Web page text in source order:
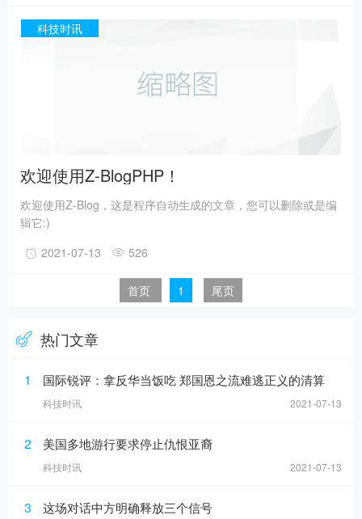
祀坑”。2019年11月至2020年5月，考古人员新发现6座三星堆文
7号和8号坑正在发掘坑内填土，现已出土金面具残片、鸟型金饰
片、金箔、眼部有彩绘铜头像、巨青铜面具、青铜神树、象牙、
科技时讯
欢迎使用Z-BlogPHP！
欢迎使用Z-Blog，这是程序自动生成的文章，您可以删除或是编
辑它:)
使用愉快！
2021-07-13 526
首页 1 尾页
热门文章
1 国际锐评：拿反华当饭吃 郑国恩之流难逃正义的清算
科技时讯 2021-07-13
2 美国多地游行要求停止仇恨亚裔
科技时讯 2021-07-13
3 这场对话中方明确释放三个信号